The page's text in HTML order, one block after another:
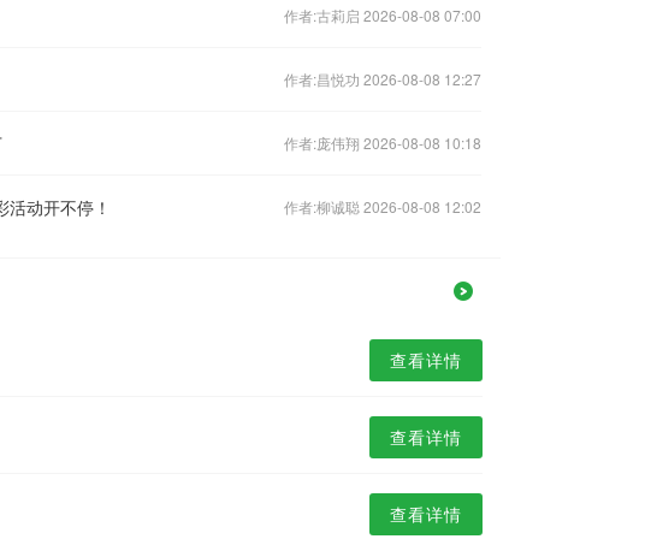
作者:古莉启 2026-08-08 07:00
作者:昌悦功 2026-08-08 12:27
作者:庞伟翔 2026-08-08 10:18
动开不停！ 作者:柳诚聪 2026-08-08 12:02
查看详情
查看详情
查看详情